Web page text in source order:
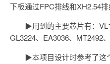
下板通过FPC排线和XH2.54排
▶用到的主要芯片有：
GL3224、EA3036、MT2492
▶本项目设计时参考了这